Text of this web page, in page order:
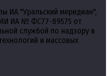
ИА "Уральский меридиан",
ИА № ФС77-89575 от
службой по надзору в
и массовых